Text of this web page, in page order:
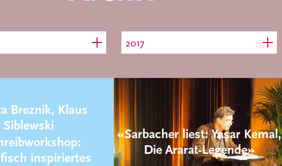
2017
Breznik, Klaus
Siblewski
inspiriertes
«Sarbacher liest: Yaşar Kemal,
Die Ararat-Legende»